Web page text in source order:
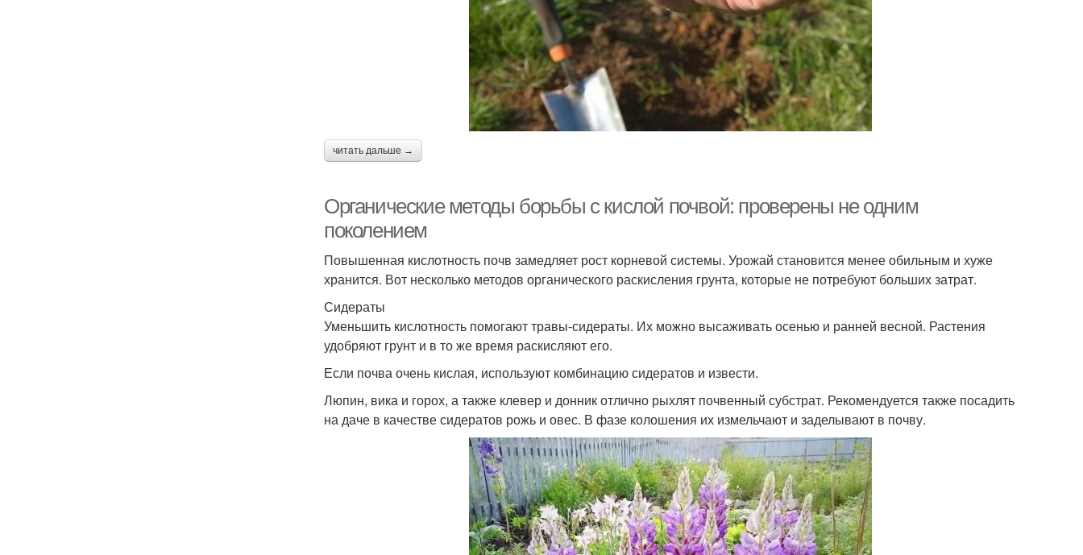
читать дальше →
Органические методы борьбы с кислой почвой: проверены не одним
поколением
Повышенная кислотность почв замедляет рост корневой системы. Урожай становится менее обильным и хуже
хранится. Вот несколько методов органического раскисления грунта, которые не потребуют больших затрат.
Сидераты
Уменьшить кислотность помогают травы-сидераты. Их можно высаживать осенью и ранней весной. Растения
удобряют грунт и в то же время раскисляют его.
Если почва очень кислая, используют комбинацию сидератов и извести.
Люпин, вика и горох, а также клевер и донник отлично рыхлят почвенный субстрат. Рекомендуется также посадить
на даче в качестве сидератов рожь и овес. В фазе колошения их измельчают и заделывают в почву.